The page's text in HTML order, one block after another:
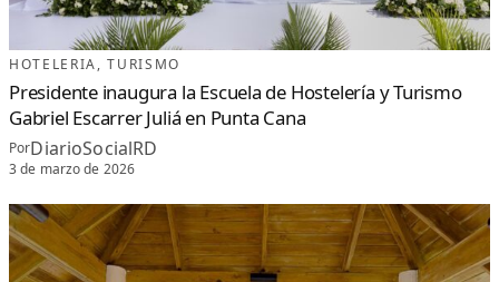
HOTELERIA, TURISMO
Presidente inaugura la Escuela de Hostelería y Turismo
Gabriel Escarrer Juliá en Punta Cana
PorDiarioSocialRD
3 de marzo de 2026